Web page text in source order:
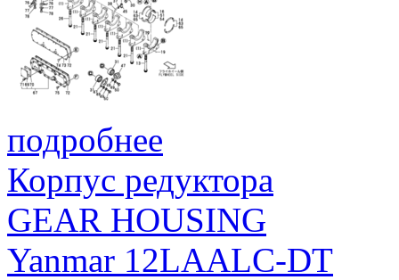
подробнее
Корпус редуктора
GEAR HOUSING
Yanmar 12LAALC-DT